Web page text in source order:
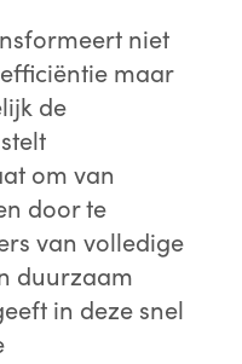
niet
maar
de
om van
door te
van volledige
duurzaam
in deze snel